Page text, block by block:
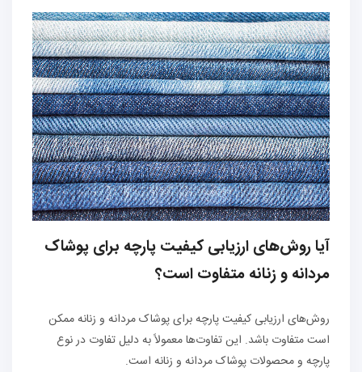
آیا روش‌های ارزیابی کیفیت پارچه برای پوشاک
مردانه و زنانه متفاوت است؟
روش‌های ارزیابی کیفیت پارچه برای پوشاک مردانه و زنانه ممکن
است متفاوت باشد. این تفاوت‌ها معمولاً به دلیل تفاوت در نوع
پارچه و محصولات پوشاک مردانه و زنانه است.